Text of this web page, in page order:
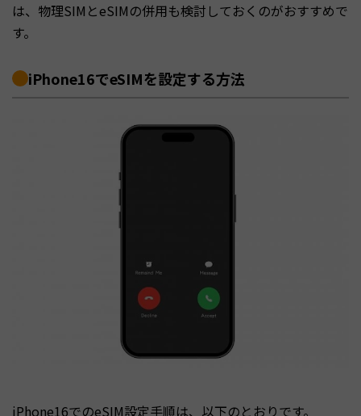
は、物理SIMとeSIMの併用も検討しておくのがおすすめで
す。
iPhone16でeSIMを設定する方法
iPhone16でのeSIM設定手順は、以下のとおりです。